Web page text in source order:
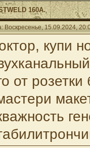
160А.
Воскресенье, 15.09.2024,
купи
от